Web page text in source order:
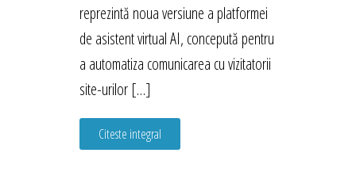
reprezintă noua versiune a platformei
de asistent virtual AI, concepută pentru
a automatiza comunicarea cu vizitatorii
site-urilor […]
Citeste integral